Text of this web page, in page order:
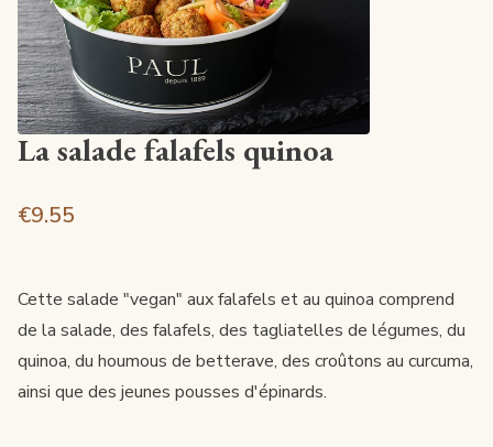
La salade falafels quinoa
€9.55
Cette salade "vegan" aux falafels et au quinoa comprend
de la salade, des falafels, des tagliatelles de légumes, du
quinoa, du houmous de betterave, des croûtons au curcuma,
ainsi que des jeunes pousses d'épinards.